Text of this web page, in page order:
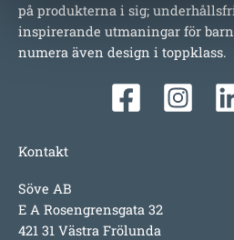
på produkterna i sig;
inspirerande utmaningar för
numera även design i toppklass.
Kontakt
Söve AB
E A Rosengrensgata 32
421 31 Västra Frölunda